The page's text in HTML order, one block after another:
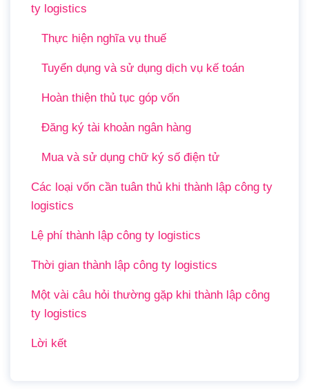
ty logistics
Thực hiện nghĩa vụ thuế
Tuyển dụng và sử dụng dịch vụ kế toán
Hoàn thiện thủ tục góp vốn
Đăng ký tài khoản ngân hàng
Mua và sử dụng chữ ký số điện tử
Các loại vốn cần tuân thủ khi thành lập công ty
logistics
Lệ phí thành lập công ty logistics
Thời gian thành lập công ty logistics
Một vài câu hỏi thường gặp khi thành lập công
ty logistics
Lời kết